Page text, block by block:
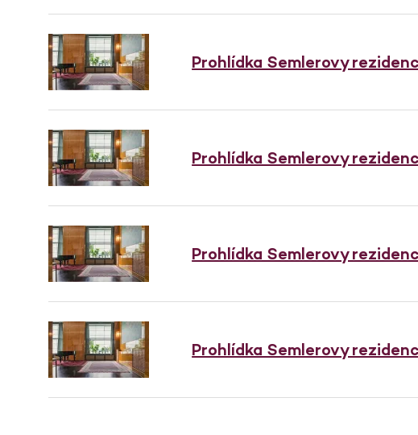
Prohlídka Semlerovy
Prohlídka Semlerovy
Prohlídka Semlerovy
Prohlídka Semlerovy